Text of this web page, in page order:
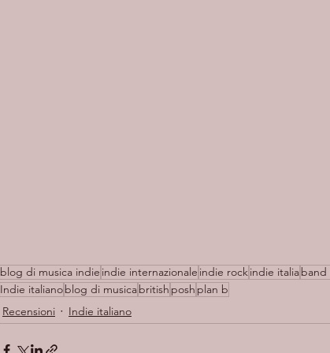
blog di musica indie indie internazionale indie rockindie italia
Indie italianoblog di musicabritish posh plan b
Recensioni
Indie italiano